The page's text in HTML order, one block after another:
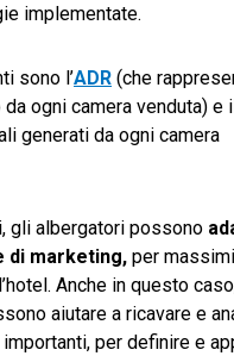
implementate.
sono l’ADR (che
ogni camera venduta) e il
generati da ogni camera
gli albergatori possono
marketing, per
Anche in questo
aiutare a ricavare e
per definire e